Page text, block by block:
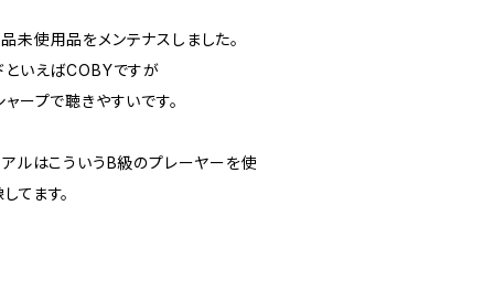
使用品をメンテナスしました。
いえばCOBYですが
ープで聴きやすいです。
ルはこういうB級のプレーヤーを使
てます。